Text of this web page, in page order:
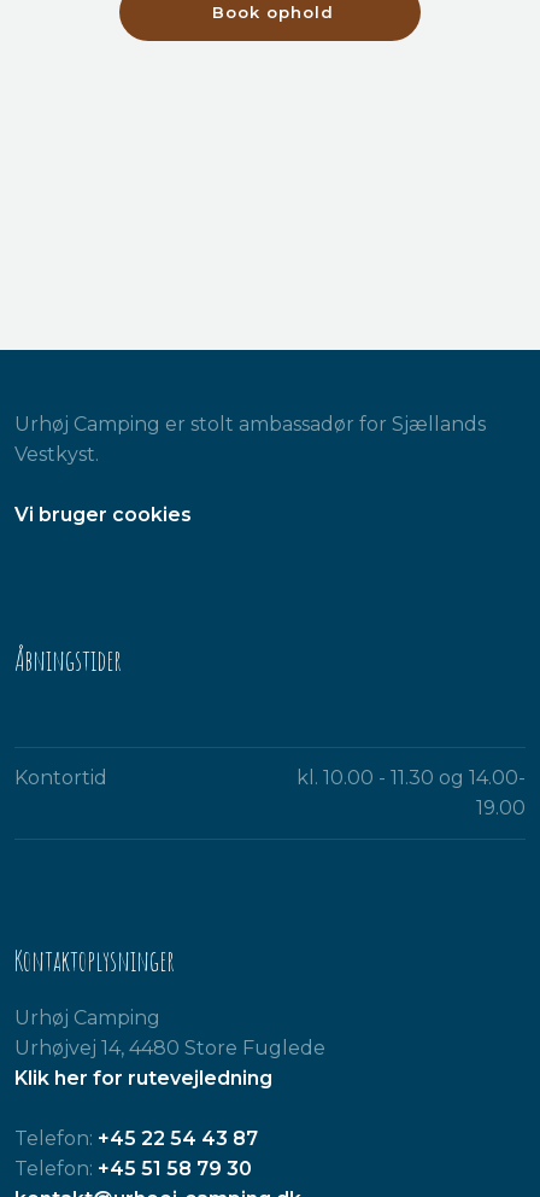
Book ophold
Urhøj Camping er stolt ambassadør for Sjællands
Vestkyst.
​Vi bruger cookies
Åbningstider​
Kontortid
kl. 10.00 - 11.30 og 14.00-
19.00​
Kontaktoplysninger
Urhøj Camping
Urhøjvej 14, 4480 Store Fuglede
Klik her for rutevejledning
Telefon: +45 22 54 43 87
Telefon: +45 51 58 79 30